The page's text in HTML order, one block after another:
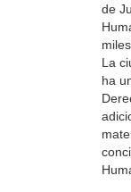
de
La
ha